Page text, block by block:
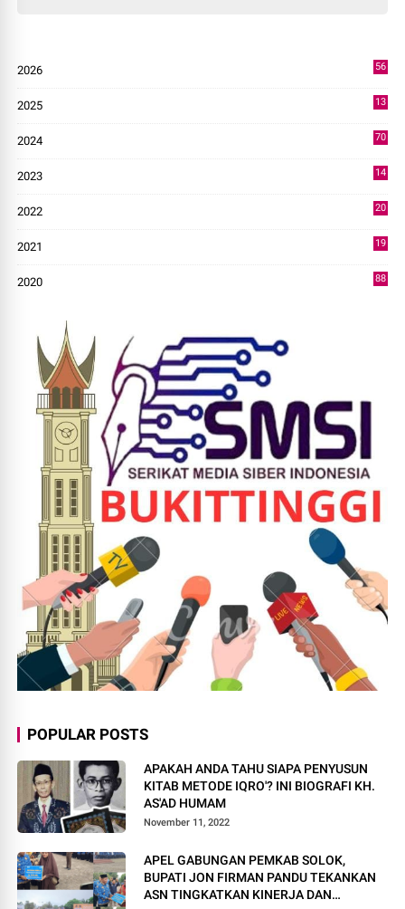
2026
56
2025
13
2024
70
2023
14
2022
20
2021
19
2020
88
POPULAR POSTS
APAKAH ANDA TAHU SIAPA PENYUSUN
KITAB METODE IQRO'? INI BIOGRAFI KH.
AS'AD HUMAM
November 11, 2022
APEL GABUNGAN PEMKAB SOLOK,
BUPATI JON FIRMAN PANDU TEKANKAN
ASN TINGKATKAN KINERJA DAN